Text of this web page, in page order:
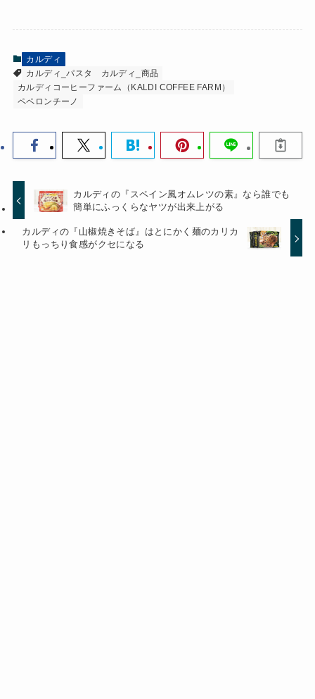
カルディ
カルディ_パスタ
カルディ_商品
カルディコーヒーファーム（KALDI COFFEE FARM）
ペペロンチーノ
カルディの『スペイン風オムレツの素』なら誰でも
簡単にふっくらなヤツが出来上がる
カルディの『山椒焼きそば』はとにかく麺のカリカ
リもっちり食感がクセになる